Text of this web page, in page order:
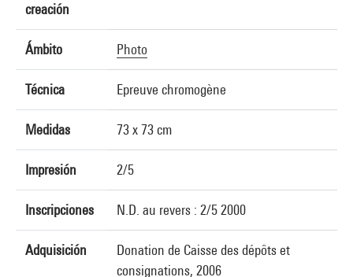
creación
Ámbito Photo
Técnica Epreuve chromogène
Medidas 73 x 73 cm
Impresión 2/5
Inscripciones N.D. au revers : 2/5 2000
Adquisición
Donation de Caisse des dépôts et
consignations, 2006